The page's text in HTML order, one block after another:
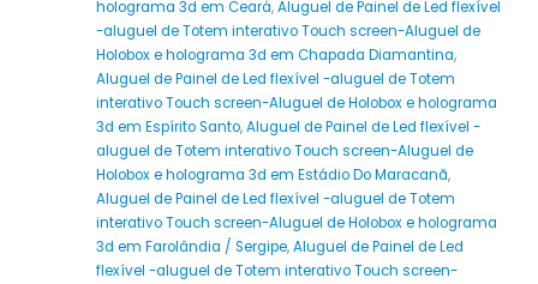
holograma 3d em Ceará,Aluguel de Painel de Led flexível
-aluguel de Totem interativo Touch screen-Aluguel de
Holobox e holograma 3d em Chapada Diamantina,
Aluguel de Painel de Led flexível -aluguel de Totem
interativo Touch screen-Aluguel de Holobox e holograma
3d em Espírito Santo,Aluguel de Painel de Led flexível -
aluguel de Totem interativo Touch screen-Aluguel de
Holobox e holograma 3d em Estádio Do Maracanã,
Aluguel de Painel de Led flexível -aluguel de Totem
interativo Touch screen-Aluguel de Holobox e holograma
3d em Farolândia / Sergipe,Aluguel de Painel de Led
flexível -aluguel de Totem interativo Touch screen-